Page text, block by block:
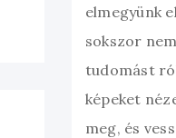
elmegyünk
sokszor
tudomást
képeket
meg, és